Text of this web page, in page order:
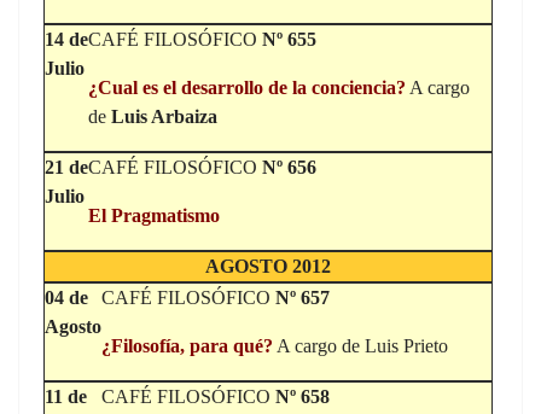
14 de
Julio
CAFÉ FILOSÓFICO Nº 655
¿Cual es el desarrollo de la conciencia? A cargo
de Luis Arbaiza
21 de
Julio
CAFÉ FILOSÓFICO Nº 656
El Pragmatismo
AGOSTO 2012
04 de
Agosto
CAFÉ FILOSÓFICO Nº 657
¿Filosofía, para qué? A cargo de Luis Prieto
11 de
CAFÉ FILOSÓFICO Nº 658